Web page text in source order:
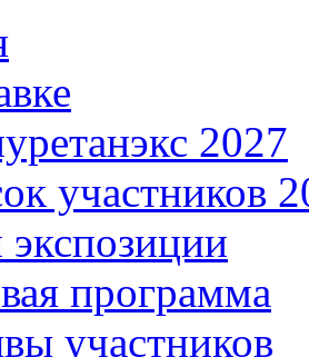
2027
участников
программа
участников